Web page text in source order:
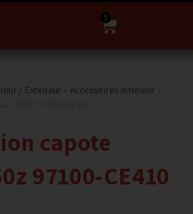
0
/ Extérieur Accessoires interieur
capote
97100-CE410